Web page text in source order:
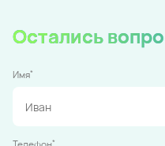
Остались
Имя*
*